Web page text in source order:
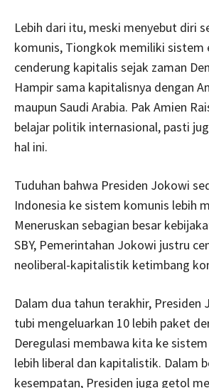
Lebih dari itu, meski menyebut diri
komunis, Tiongkok memiliki sistem
cenderung kapitalis sejak zaman
Hampir sama kapitalisnya dengan
maupun Saudi Arabia. Pak Amien
belajar politik internasional, pasti
hal ini.
Tuduhan bahwa Presiden Jokowi
Indonesia ke sistem komunis lebih
Meneruskan sebagian besar
SBY, Pemerintahan Jokowi justru
neoliberal-kapitalistik ketimbang
Dalam dua tahun terakhir, Presiden
tubi mengeluarkan 10 lebih paket
Deregulasi membawa kita ke
lebih liberal dan kapitalistik. Dalam
kesempatan, Presiden juga getol